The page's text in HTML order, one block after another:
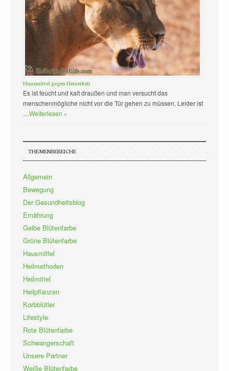
Hausmittel gegen Heiserkeit
Es ist feucht und kalt draußen und man versucht das
menschenmögliche nicht vor die Tür gehen zu müssen. Leider ist
…Weiterlesen »
THEMENBEREICHE
Allgemein
Bewegung
Der Gesundheitsblog
Ernährung
Gelbe Blütenfarbe
Grüne Blütenfarbe
Hausmittel
Heilmethoden
Heilmittel
Heilpflanzen
Korbblütler
Lifestyle
Rote Blütenfarbe
Schwangerschaft
Unsere Partner
Weiße Blütenfarbe